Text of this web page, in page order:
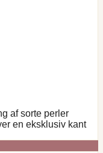
af sorte perler
en eksklusiv kant